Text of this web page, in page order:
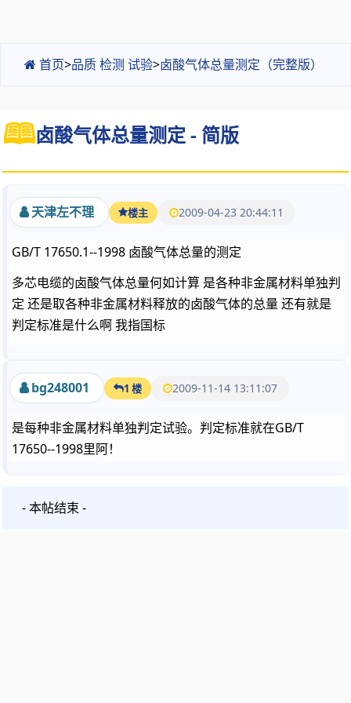
首页>品质 检测 试验>卤酸气体总量测定（完整版）
卤酸气体总量测定 - 简版
天津左不理 楼主 2009-04-23 20:44:11
GB/T 17650.1--1998 卤酸气体总量的测定
多芯电缆的卤酸气体总量何如计算 是各种非金属材料单独判
定 还是取各种非金属材料释放的卤酸气体的总量 还有就是
判定标准是什么啊 我指国标
bg248001 1 楼 2009-11-14 13:11:07
是每种非金属材料单独判定试验。判定标准就在GB/T
17650--1998里阿！
- 本帖结束 -